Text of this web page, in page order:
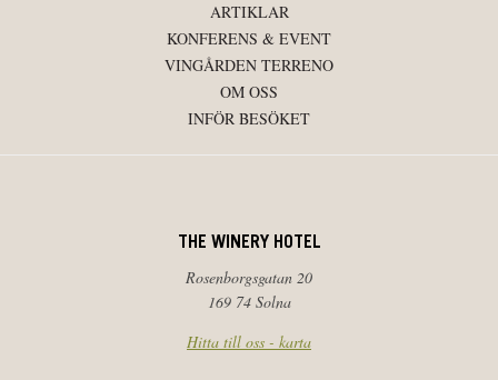
ARTIKLAR
KONFERENS & EVENT
VINGÅRDEN TERRENO
OM OSS
INFÖR BESÖKET
THE WINERY HOTEL
Rosenborgsgatan 20
169 74 Solna
Hitta till oss - karta